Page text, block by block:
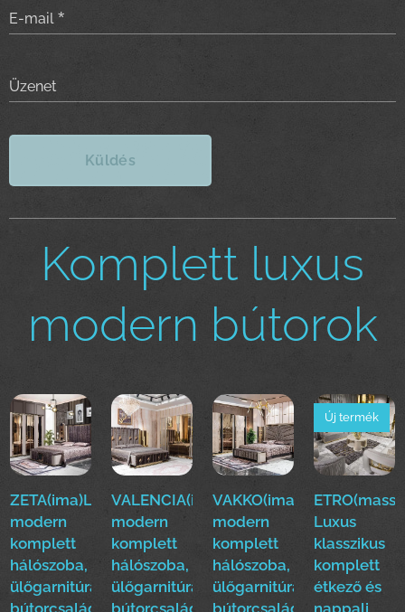
E-mail
Üzenet
Küldés
Komplett luxus
modern bútorok
ZETA(ima)Luxus
modern
komplett
hálószoba,
ülőgarnitúra,étkező
VALENCIA(ima)Luxus
modern
komplett
hálószoba,
ülőgarnitúra,étkező
VAKKO(ima)Luxus
modern
komplett
hálószoba,
ülőgarnitúra,étkező
ETRO(mass)
Luxus
klasszikus
komplett
étkező és
Új termék